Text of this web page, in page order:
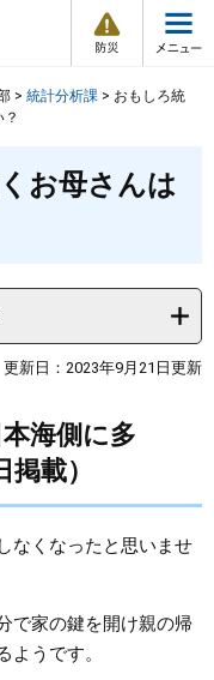
情
報
メ
ュ
ップで探す
> 統計分析課 > おもしろ統
お母さんは
更新日：2023年9月21日更新
海側に多
載）
なくなったと思いませ
で家の鍵を開け親の帰
ようです。